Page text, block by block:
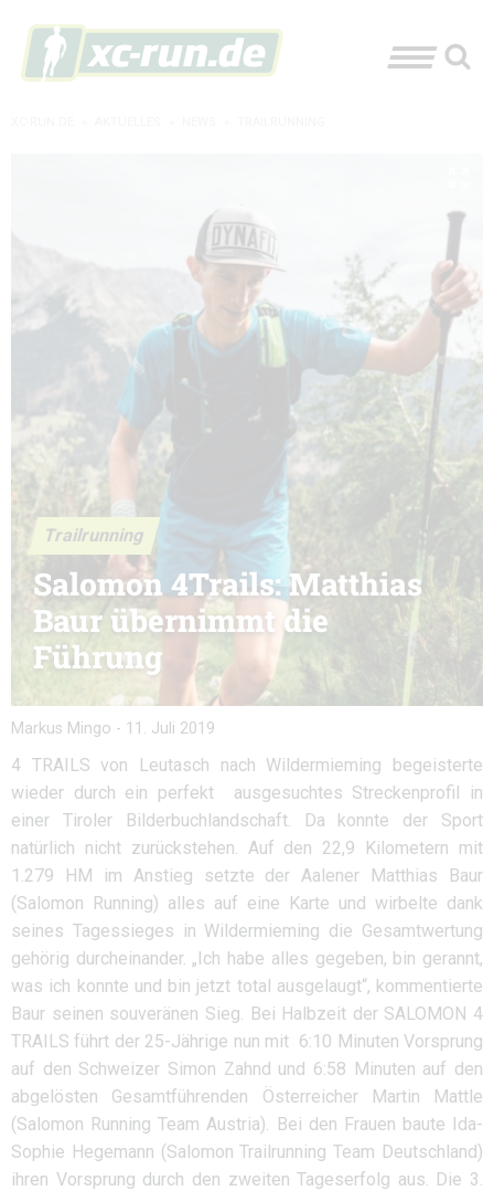
Trailrunning
Salomon 4Trails: Matthias
Baur übernimmt die
Führung
Markus Mingo - 11. Juli 2019
4 TRAILS von Leutasch nach Wildermieming begeisterte
wieder durch ein perfekt ausgesuchtes Streckenprofil in
einer Tiroler Bilderbuchlandschaft. Da konnte der Sport
natürlich nicht zurückstehen. Auf den 22,9 Kilometern mit
1.279 HM im Anstieg setzte der Aalener Matthias Baur
(Salomon Running) alles auf eine Karte und wirbelte dank
seines Tagessieges in Wildermieming die Gesamtwertung
gehörig durcheinander. „Ich habe alles gegeben, bin gerannt,
was ich konnte und bin jetzt total ausgelaugt“, kommentierte
Baur seinen souveränen Sieg. Bei Halbzeit der SALOMON 4
TRAILS führt der 25-Jährige nun mit 6:10 Minuten Vorsprung
auf den Schweizer Simon Zahnd und 6:58 Minuten auf den
abgelösten Gesamtführenden Österreicher Martin Mattle
(Salomon Running Team Austria). Bei den Frauen baute Ida-
Sophie Hegemann (Salomon Trailrunning Team Deutschland)
ihren Vorsprung durch den zweiten Tageserfolg aus. Die 3.